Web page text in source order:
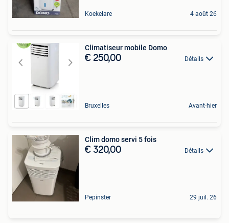
Koekelare 4 août 26
Climatiseur mobile Domo
€ 250,00 Détails
Bruxelles Avant-hier
Clim domo servi 5 fois
€ 320,00 Détails
Pepinster 29 juil. 26